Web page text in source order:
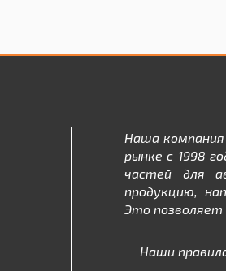
Наша
рынке с 1998
частей для
продукцию,
Это позволяет
Наши